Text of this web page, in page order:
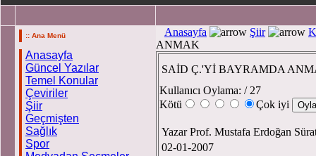
:: Ana Menü
Anasayfa
Güncel Yazılar
Temel Konular
Çeviriler
Şiir
Geçmişten
Sağlık
Spor
Anasayfa Şiir
ANMAK
SAİD Ç.'Yİ BAYRAMDA
Kullanıcı Oylama: / 27
Kötü
Çok iyi
Yazar Prof. Mustafa Erdoğan
02-01-2007